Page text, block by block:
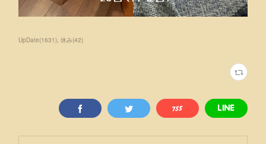
UpDate(1631) 休み(42)